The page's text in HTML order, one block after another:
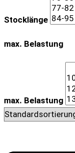
Stocklänge
max. Belastung
max. Belastung